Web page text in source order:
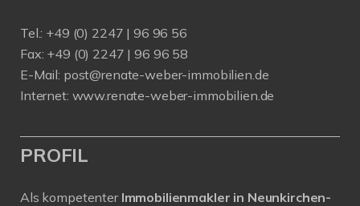
Tel.: +49 (0) 2247 | 96 96 56
Fax: +49 (0) 2247 | 96 96 58
E-Mail: post@renate-weber-immobilien.de
Internet: www.renate-weber-immobilien.de
PROFIL
Als kompetenter Immobilienmakler in Neunkirchen-